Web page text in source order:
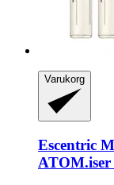
Varukorg
Escentric
ATOM.iser